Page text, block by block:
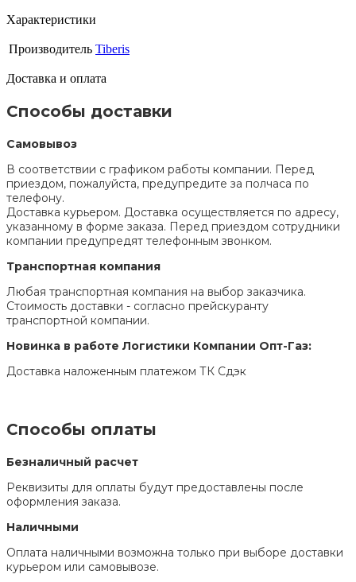
Характеристики
Производитель Tiberis
Доставка и оплата
Способы доставки
Самовывоз
В соответствии с графиком работы компании. Перед
приездом, пожалуйста, предупредите за полчаса по
телефону.
Доставка курьером. Доставка осуществляется по адресу,
указанному в форме заказа. Перед приездом сотрудники
компании предупредят телефонным звонком.
Транспортная компания
Любая транспортная компания на выбор заказчика.
Стоимость доставки - согласно прейскуранту
транспортной компании.
Новинка в работе Логистики Компании Опт-Газ:
Доставка наложенным платежом ТК Сдэк
Способы оплаты
Безналичный расчет
Реквизиты для оплаты будут предоставлены после
оформления заказа.
Наличными
Оплата наличными возможна только при выборе доставки
курьером или самовывозе.